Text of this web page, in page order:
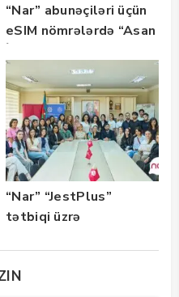
“Nar” abunəçiləri üçün
eSIM nömrələrdə “Asan
istifadəyə verildi
“Nar” “JestPlus”
tətbiqi üzrə